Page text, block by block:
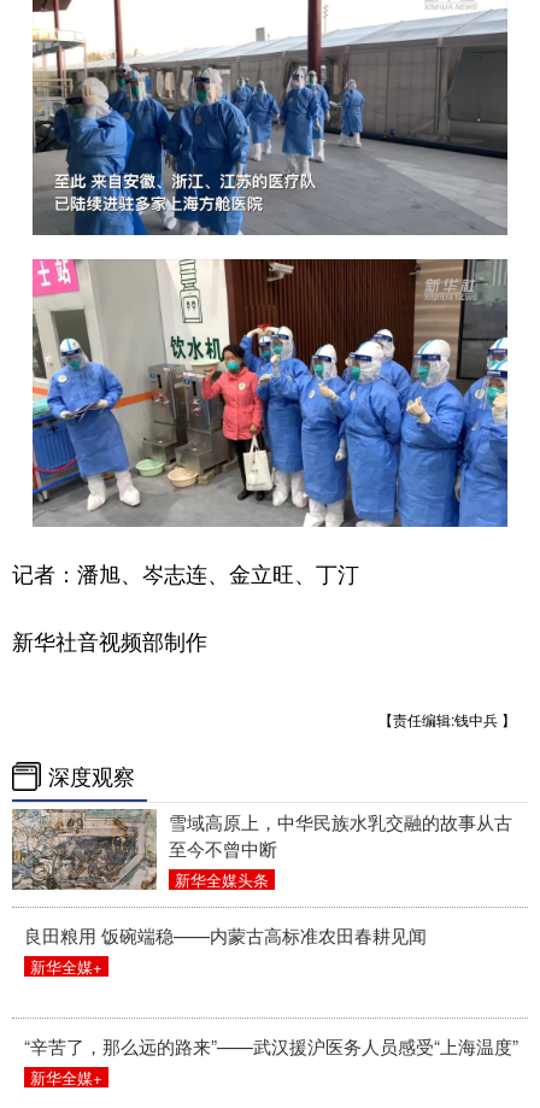
记者：潘旭、岑志连、金立旺、丁汀
新华社音视频部制作
【责任编辑:钱中兵 】
深度观察
雪域高原上，中华民族水乳交融的故事从古
至今不曾中断
新华全媒头条
良田粮用 饭碗端稳——内蒙古高标准农田春耕见闻
新华全媒+
“辛苦了，那么远的路来”——武汉援沪医务人员感受“上海温度”
新华全媒+